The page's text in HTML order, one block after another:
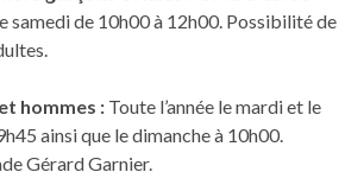
samedi de 10h00 à 12h00. Possibilité de
hommes : Toute l’année le mardi et le
ainsi que le dimanche à 10h00.
Gérard Garnier.